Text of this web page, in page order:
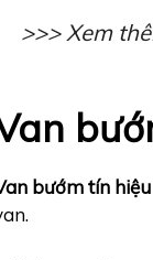
>>> Xem
bướm tín